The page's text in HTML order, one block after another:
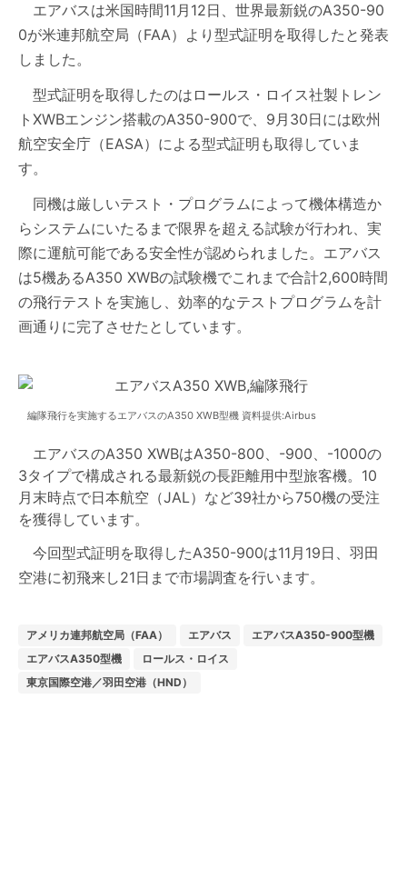
エアバスは米国時間11月12日、世界最新鋭のA350-90
0が米連邦航空局（FAA）より型式証明を取得したと発表
しました。
型式証明を取得したのはロールス・ロイス社製トレン
トXWBエンジン搭載のA350-900で、9月30日には欧州
航空安全庁（EASA）による型式証明も取得していま
す。
同機は厳しいテスト・プログラムによって機体構造か
らシステムにいたるまで限界を超える試験が行われ、実
際に運航可能である安全性が認められました。エアバス
は5機あるA350 XWBの試験機でこれまで合計2,600時間
の飛行テストを実施し、効率的なテストプログラムを計
画通りに完了させたとしています。
編隊飛行を実施するエアバスのA350 XWB型機 資料提供:Airbus
エアバスのA350 XWBはA350-800、-900、-1000の
3タイプで構成される最新鋭の長距離用中型旅客機。10
月末時点で日本航空（JAL）など39社から750機の受注
を獲得しています。
今回型式証明を取得したA350-900は11月19日、羽田
空港に初飛来し21日まで市場調査を行います。
アメリカ連邦航空局（FAA） エアバス
エアバスA350-900型機
エアバスA350型機
ロールス・ロイス
東京国際空港／羽田空港（HND）